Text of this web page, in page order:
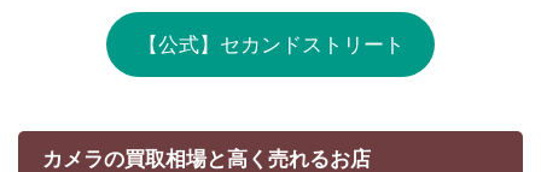
【公式】セカンドストリート
カメラの買取相場と高く売れるお店